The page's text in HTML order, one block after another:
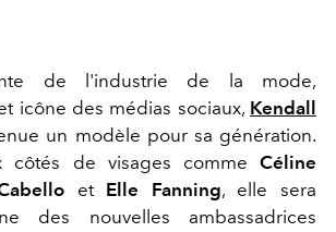
de l'industrie de la mode,
icône des médias sociaux, Kendall
un modèle pour sa génération.
côtés de visages comme Céline
et Elle Fanning, elle sera
des nouvelles ambassadrices